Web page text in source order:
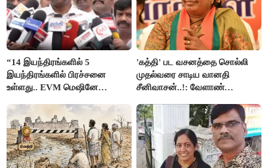
“14 இயந்திரங்களில் 5
இயந்திரங்களில் பிரச்சனை
உள்ளது.. EVM மெஷினே
இளங்கோ
'கத்தி' பட வசனத்தை சொல்லி
முதல்வரை சாடிய வானதி
சீனிவாசன்..!: வேளாண்
எதிர்ப்பு!